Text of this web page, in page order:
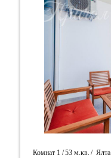
Комнат 1 /53 м.кв. / Ялта